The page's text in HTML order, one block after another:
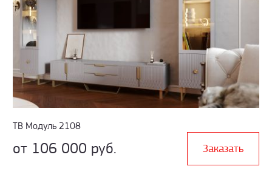
ТВ Модуль 2108
от 106 000 руб. Заказать